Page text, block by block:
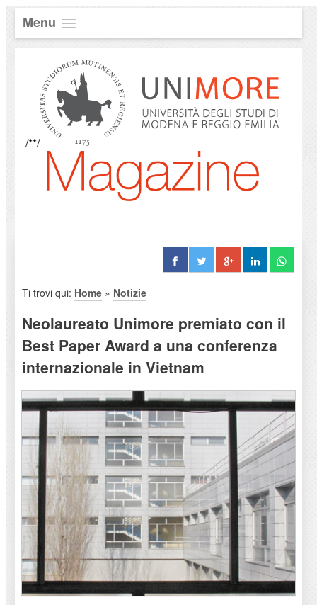
Menu
/**/
Ti trovi qui: Home» Notizie
Neolaureato Unimore premiato con il
Best Paper Award a una conferenza
internazionale in Vietnam